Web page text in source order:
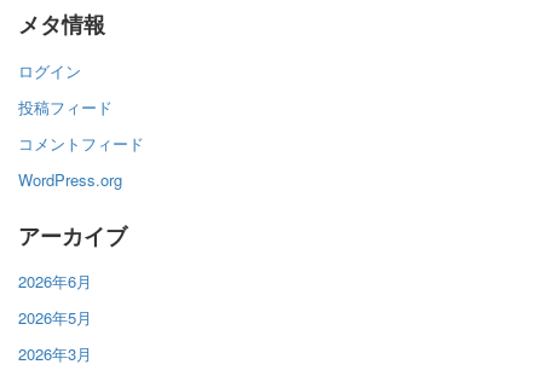
メタ情報
ログイン
投稿フィード
コメントフィード
WordPress.org
アーカイブ
2026年6月
2026年5月
2026年3月